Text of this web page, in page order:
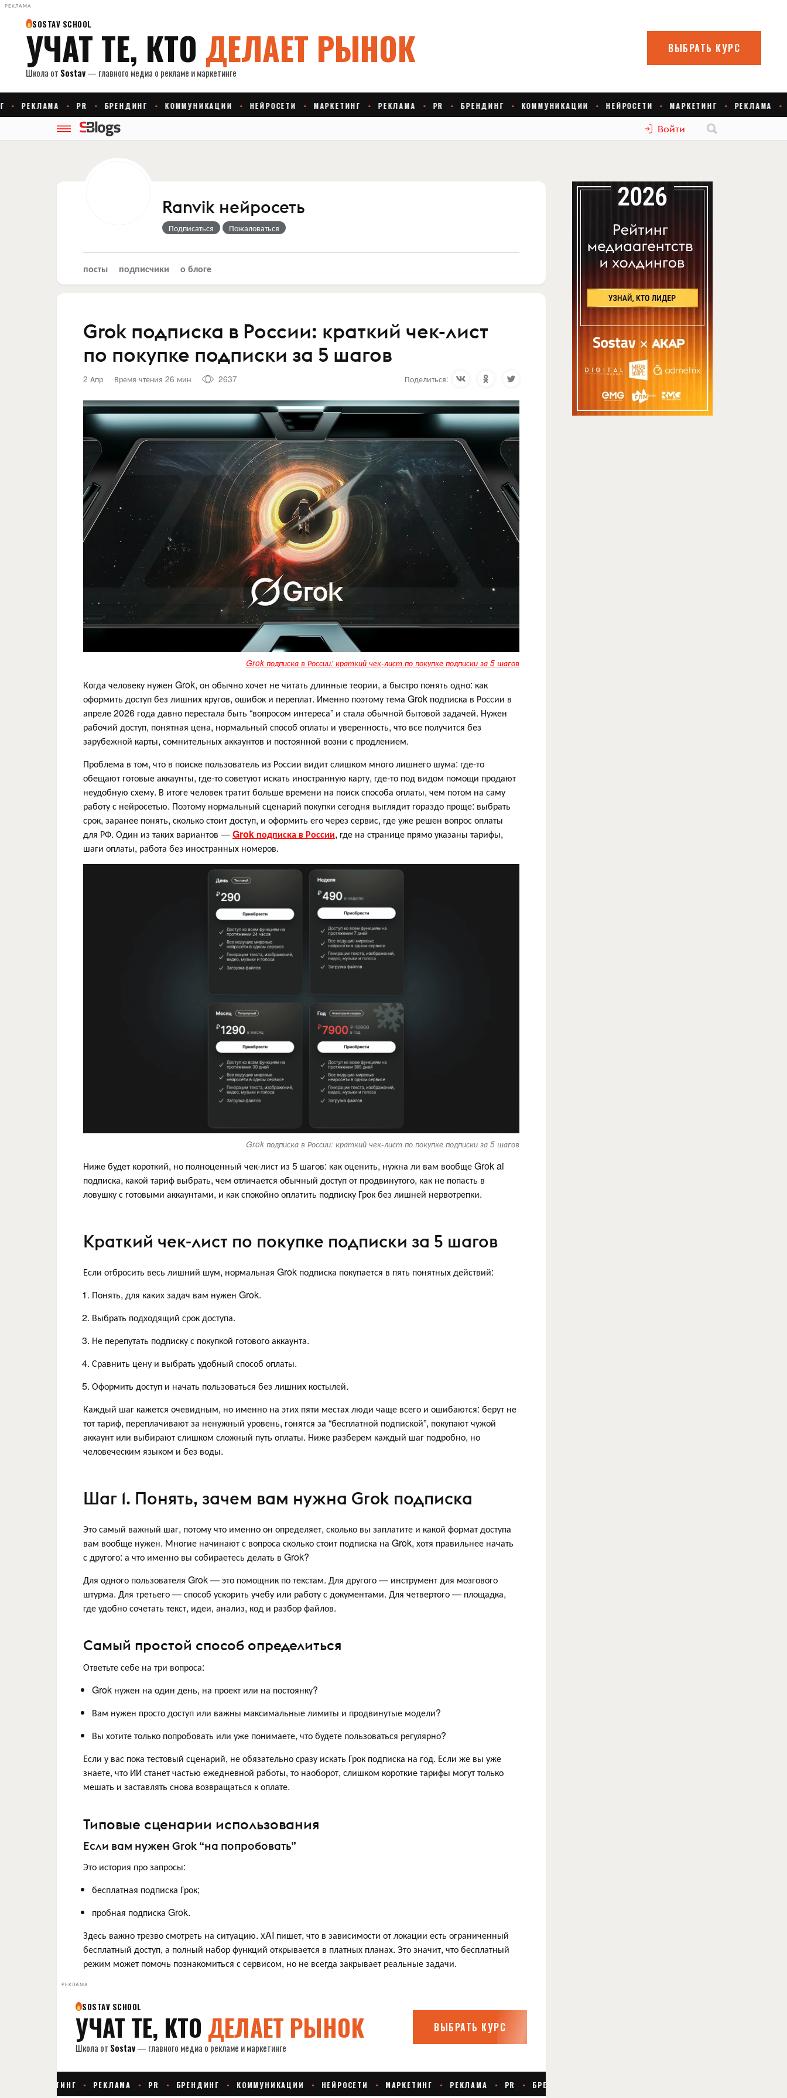
РЕКЛАМА
Войти
Ranvik нейросеть
Подписаться Пожаловаться
посты подписчики о блоге
Grok подписка в России: краткий чек-лист
по покупке подписки за 5 шагов
2 Апр Время чтения 26 мин 2637 Поделиться:
Grok подписка в России: краткий чек-лист по покупке подписки за 5 шагов
Когда человеку нужен Grok, он обычно хочет не читать длинные теории, а быстро понять одно: как
оформить доступ без лишних кругов, ошибок и переплат. Именно поэтому тема Grok подписка в России в
апреле 2026 года давно перестала быть “вопросом интереса” и стала обычной бытовой задачей. Нужен
рабочий доступ, понятная цена, нормальный способ оплаты и уверенность, что все получится без
зарубежной карты, сомнительных аккаунтов и постоянной возни с продлением.
Проблема в том, что в поиске пользователь из России видит слишком много лишнего шума: где-то
обещают готовые аккаунты, где-то советуют искать иностранную карту, где-то под видом помощи продают
неудобную схему. В итоге человек тратит больше времени на поиск способа оплаты, чем потом на саму
работу с нейросетью. Поэтому нормальный сценарий покупки сегодня выглядит гораздо проще: выбрать
срок, заранее понять, сколько стоит доступ, и оформить его через сервис, где уже решен вопрос оплаты
для РФ. Один из таких вариантов —Grok подписка в России, где на странице прямо указаны тарифы,
шаги оплаты, работа без иностранных номеров.
Grok подписка в России: краткий чек-лист по покупке подписки за 5 шагов
Ниже будет короткий, но полноценный чек-лист из 5 шагов: как оценить, нужна ли вам вообще Grok ai
подписка, какой тариф выбрать, чем отличается обычный доступ от продвинутого, как не попасть в
ловушку с готовыми аккаунтами, и как спокойно оплатить подписку Грок без лишней нервотрепки.
Краткий чек-лист по покупке подписки за 5 шагов
Если отбросить весь лишний шум, нормальная Grok подписка покупается в пять понятных действий:
Понять, для каких задач вам нужен Grok.
Выбрать подходящий срок доступа.
Не перепутать подписку с покупкой готового аккаунта.
Сравнить цену и выбрать удобный способ оплаты.
Оформить доступ и начать пользоваться без лишних костылей.
Каждый шаг кажется очевидным, но именно на этих пяти местах люди чаще всего и ошибаются: берут не
тот тариф, переплачивают за ненужный уровень, гонятся за “бесплатной подпиской”, покупают чужой
аккаунт или выбирают слишком сложный путь оплаты. Ниже разберем каждый шаг подробно, но
человеческим языком и без воды.
Шаг 1. Понять, зачем вам нужна Grok подписка
Это самый важный шаг, потому что именно он определяет, сколько вы заплатите и какой формат доступа
вам вообще нужен. Многие начинают с вопроса сколько стоит подписка на Grok, хотя правильнее начать
с другого: а что именно вы собираетесь делать в Grok?
Для одного пользователя Grok — это помощник по текстам. Для другого — инструмент для мозгового
штурма. Для третьего — способ ускорить учебу или работу с документами. Для четвертого — площадка,
где удобно сочетать текст, идеи, анализ, код и разбор файлов.
Самый простой способ определиться
Ответьте себе на три вопроса:
Grok нужен на один день, на проект или на постоянку?
Вам нужен просто доступ или важны максимальные лимиты и продвинутые модели?
Вы хотите только попробовать или уже понимаете, что будете пользоваться регулярно?
Если у вас пока тестовый сценарий, не обязательно сразу искать Грок подписка на год. Если же вы уже
знаете, что ИИ станет частью ежедневной работы, то наоборот, слишком короткие тарифы могут только
мешать и заставлять снова возвращаться к оплате.
Типовые сценарии использования
Если вам нужен Grok “на попробовать”
Это история про запросы:
бесплатная подписка Грок;
пробная подписка Grok.
Здесь важно трезво смотреть на ситуацию. xAI пишет, что в зависимости от локации есть ограниченный
бесплатный доступ, а полный набор функций открывается в платных планах. Это значит, что бесплатный
режим может помочь познакомиться с сервисом, но не всегда закрывает реальные задачи.
РЕКЛАМА